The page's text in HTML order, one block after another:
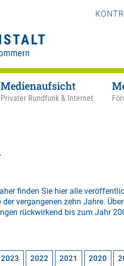
Medienaufsicht
Privater Rundfunk & Internet
finden Sie hier alle
vergangenen zehn Jahre.
rückwirkend bis zum Jahr
2023 2022 2021 2020